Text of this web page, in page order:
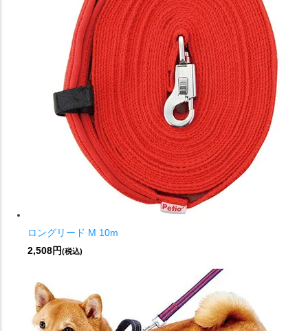
ロングリード M 10m
2,508円(税込)